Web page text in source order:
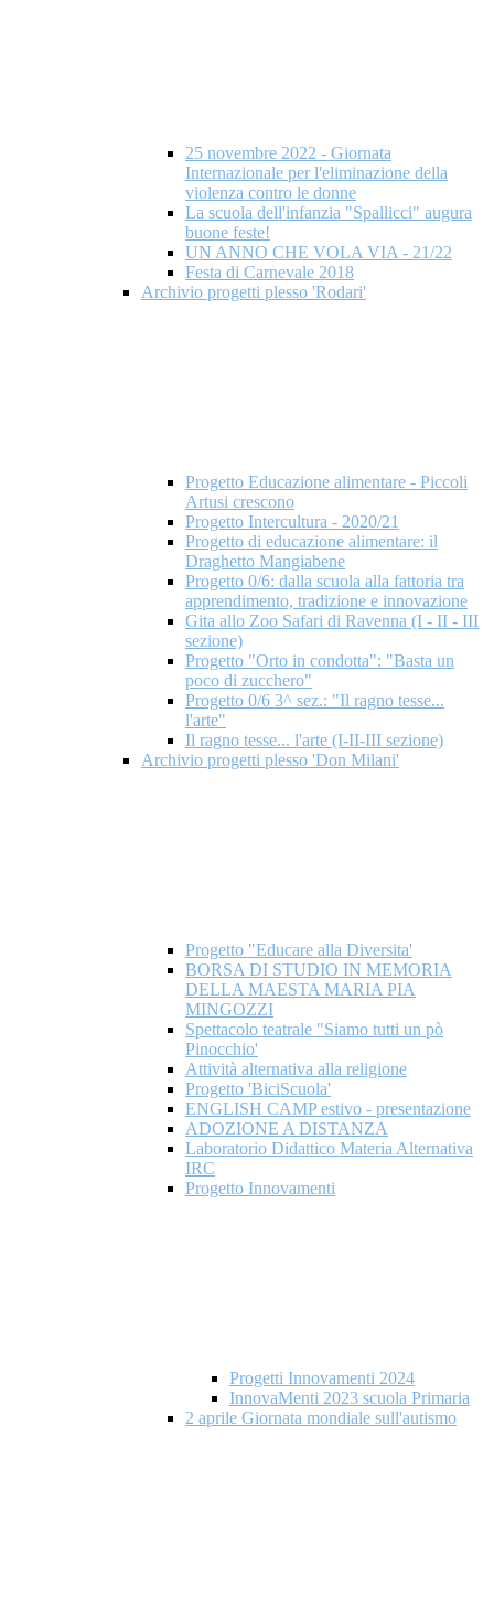
25 novembre 2022 - Giornata
Internazionale per l'eliminazione della
violenza contro le donne
La scuola dell'infanzia "Spallicci" augura
buone feste!
UN ANNO CHE VOLA VIA - 21/22
Festa di Carnevale 2018
Archivio progetti plesso 'Rodari'
Progetto Educazione alimentare - Piccoli
Artusi crescono
Progetto Intercultura - 2020/21
Progetto di educazione alimentare: il
Draghetto Mangiabene
Progetto 0/6: dalla scuola alla fattoria tra
apprendimento, tradizione e innovazione
Gita allo Zoo Safari di Ravenna (I - II - III
sezione)
Progetto "Orto in condotta": "Basta un
poco di zucchero"
Progetto 0/6 3^ sez.: "Il ragno tesse...
l'arte"
Il ragno tesse... l'arte (I-II-III sezione)
Archivio progetti plesso 'Don Milani'
Progetto "Educare alla Diversita'
BORSA DI STUDIO IN MEMORIA
DELLA MAESTA MARIA PIA
MINGOZZI
Spettacolo teatrale "Siamo tutti un pò
Pinocchio'
Attività alternativa alla religione
Progetto 'BiciScuola'
ENGLISH CAMP estivo - presentazione
ADOZIONE A DISTANZA
Laboratorio Didattico Materia Alternativa
IRC
Progetto Innovamenti
Progetti Innovamenti 2024
InnovaMenti 2023 scuola Primaria
2 aprile Giornata mondiale​ sull'autismo